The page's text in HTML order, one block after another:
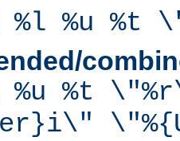
%l %u %t
%u %t